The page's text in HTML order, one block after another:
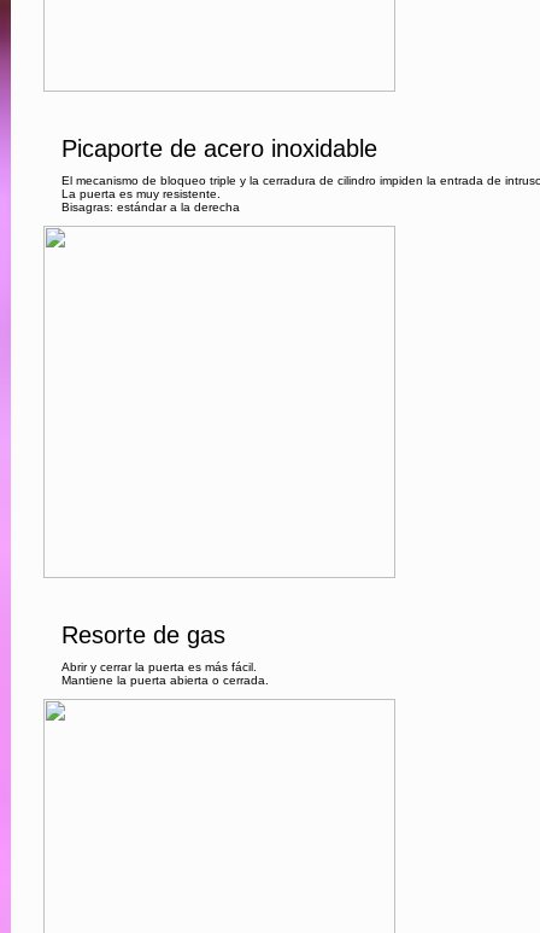
Picaporte de acero inoxidable
El mecanismo de bloqueo triple y la cerradura de cilindro impiden la entrada de
La puerta es muy resistente.
Bisagras: estándar a la derecha
Resorte de gas
Abrir y cerrar la puerta es más fácil.
Mantiene la puerta abierta o cerrada.